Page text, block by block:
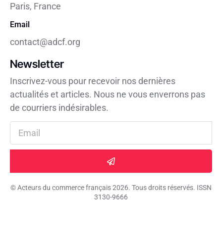
Paris, France
Email
contact@adcf.org
Newsletter
Inscrivez-vous pour recevoir nos dernières
actualités et articles. Nous ne vous enverrons pas
de courriers indésirables.
© Acteurs du commerce français 2026. Tous droits réservés. ISSN
3130-9666